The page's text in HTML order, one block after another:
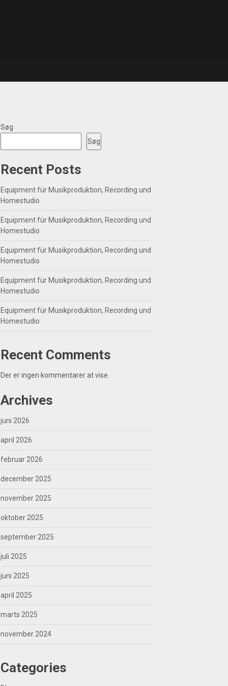
Søg
Søg
Recent Posts
Equipment für Musikproduktion, Recording und
Homestudio
Equipment für Musikproduktion, Recording und
Homestudio
Equipment für Musikproduktion, Recording und
Homestudio
Equipment für Musikproduktion, Recording und
Homestudio
Equipment für Musikproduktion, Recording und
Homestudio
Recent Comments
Der er ingen kommentarer at vise.
Archives
juni 2026
april 2026
februar 2026
december 2025
november 2025
oktober 2025
september 2025
juli 2025
juni 2025
april 2025
marts 2025
november 2024
Categories